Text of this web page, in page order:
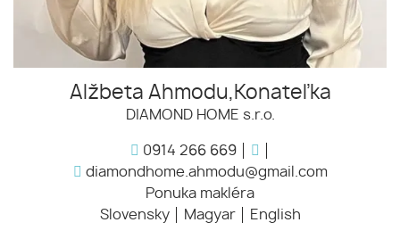
Alžbeta Ahmodu,Konateľka
DIAMOND HOME s.r.o.
0914 266 669
diamondhome.ahmodu@gmail.com
Ponuka makléra
Slovensky
Magyar English